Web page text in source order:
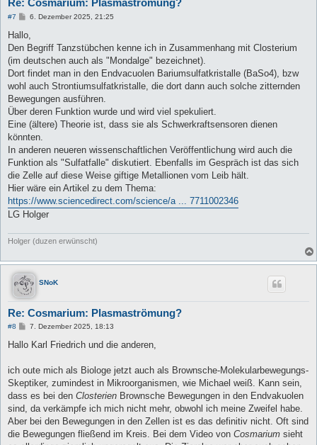
Re: Cosmarium: Plasmaströmung?
#7
B
i
r
a
6. Dezember 2025, 21:25
Hallo,
Den Begriff Tanzstübchen kenne ich in Zusammenhang mit Closterium
(im deutschen auch als "Mondalge" bezeichnet).
Dort findet man in den Endvacuolen Bariumsulfatkristalle (BaSo4), bzw
wohl auch Strontiumsulfatkristalle, die dort dann auch solche zitternden
Bewegungen ausführen.
Über deren Funktion wurde und wird viel spekuliert.
Eine (ältere) Theorie ist, dass sie als Schwerkraftsensoren dienen
könnten.
In anderen neueren wissenschaftlichen Veröffentlichung wird auch die
Funktion als "Sulfatfalle" diskutiert. Ebenfalls im Gespräch ist das sich
die Zelle auf diese Weise giftige Metallionen vom Leib hält.
Hier wäre ein Artikel zu dem Thema:
https://www.sciencedirect.com/science/a ... 7711002346
LG Holger
Holger (duzen erwünscht)
SNoK
Re: Cosmarium: Plasmaströmung?
#8
B
i
a
7. Dezember 2025, 18:13
Hallo Karl Friedrich und die anderen,
ich oute mich als Biologe jetzt auch als Brownsche-Molekularbewegungs-
Skeptiker, zumindest in Mikroorganismen, wie Michael weiß. Kann sein,
dass es bei den Closterien Brownsche Bewegungen in den Endvakuolen
sind, da verkämpfe ich mich nicht mehr, obwohl ich meine Zweifel habe.
Aber bei den Bewegungen in den Zellen ist es das definitiv nicht. Oft sind
die Bewegungen fließend im Kreis. Bei dem Video von Cosmarium sieht